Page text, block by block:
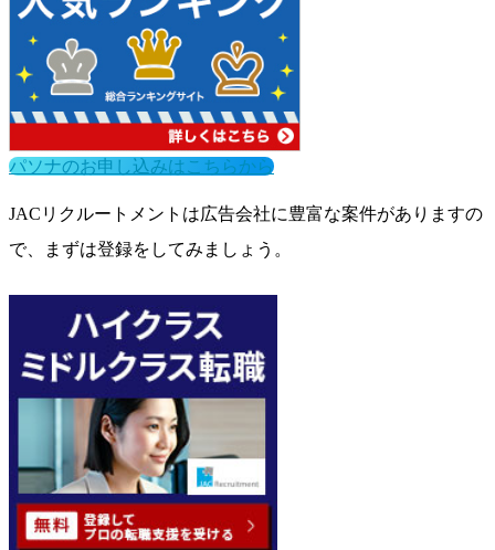
パソナのお申し込みはこちらから
JACリクルートメントは広告会社に豊富な案件がありますの
で、まずは登録をしてみましょう。